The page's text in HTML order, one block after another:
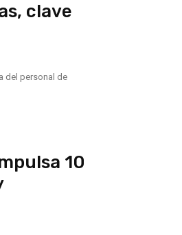
clave
del personal de
10